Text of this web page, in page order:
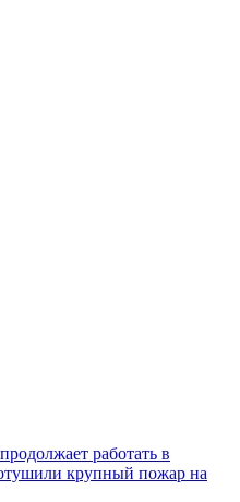
работать в
крупный пожар на